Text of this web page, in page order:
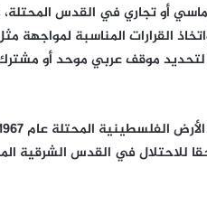
أو تجاري في القدس
القرارات المناسبة لمواجهة
لتحديد موقف عربي موحد أو
للاحتلال في القدس الشرقية